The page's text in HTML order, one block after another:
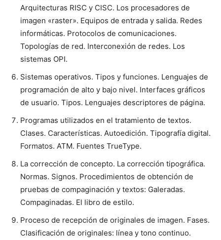
Arquitecturas RISC y CISC. Los procesadores de
imagen «raster». Equipos de entrada y salida. Redes
informáticas. Protocolos de comunicaciones.
Topologías de red. Interconexión de redes. Los
sistemas OPI.
Sistemas operativos. Tipos y funciones. Lenguajes de
programación de alto y bajo nivel. Interfaces gráficos
de usuario. Tipos. Lenguajes descriptores de página.
Programas utilizados en el tratamiento de textos.
Clases. Características. Autoedición. Tipografía digital.
Formatos. ATM. Fuentes TrueType.
La corrección de concepto. La corrección tipográfica.
Normas. Signos. Procedimientos de obtención de
pruebas de compaginación y textos: Galeradas.
Compaginadas. El libro de estilo.
Proceso de recepción de originales de imagen. Fases.
Clasificación de originales: línea y tono continuo.